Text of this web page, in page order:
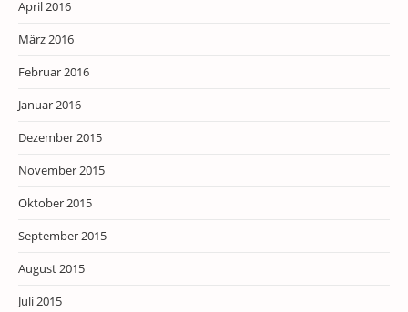
April 2016
März 2016
Februar 2016
Januar 2016
Dezember 2015
November 2015
Oktober 2015
September 2015
August 2015
Juli 2015